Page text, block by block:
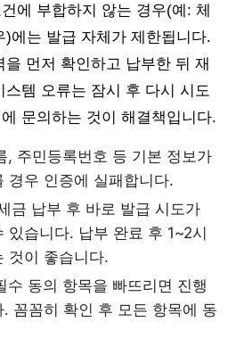
에 부합하지 않는 경우(예: 체
)에는 발급 자체가 제한됩니다.
을 먼저 확인하고 납부한 뒤 재
스템 오류는 잠시 후 다시 시도
문의하는 것이 해결책입니다.
, 주민등록번호 등 기본 정보가
경우 인증에 실패합니다.
금 납부 후 바로 발급 시도가
있습니다. 납부 완료 후 1~2시
것이 좋습니다.
수 동의 항목을 빠뜨리면 진행
꼼꼼히 확인 후 모든 항목에 동